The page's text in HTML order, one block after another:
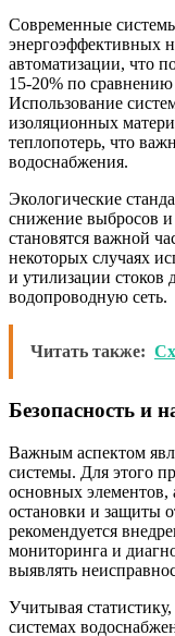
Современные
энергоэффективных
автоматизации, что
15-20% по
Использование
изоляционных
теплопотерь, что
водоснабжения.
Экологические
снижение выбросов и
становятся важной
некоторых случаях
и утилизации стоков
водопроводную сеть.
Читать также:
Безопасность и
Важным аспектом
системы. Для этого
основных элементов,
остановки и защиты
рекомендуется
мониторинга и
выявлять
Учитывая
системах